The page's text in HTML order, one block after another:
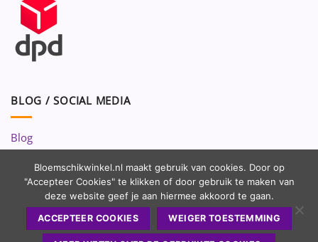
BLOG / SOCIAL MEDIA
Blog
Volg ons op:
Bloemschikwinkel.nl maakt gebruik van cookies. Door op
"Accepteer Cookies" te klikken of door gebruik te maken van
deze website geef je aan hiermee akkoord te gaan.
ACCEPTEER COOKIES WEIGER TOESTEMMING